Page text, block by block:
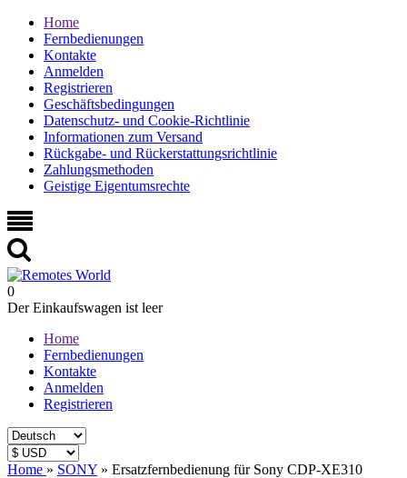
Home
Fernbedienungen
Kontakte
Anmelden
Registrieren
Geschäftsbedingungen
Datenschutz- und Cookie-Richtlinie
Informationen zum Versand
Rückgabe- und Rückerstattungsrichtlinie
Zahlungsmethoden
Geistige Eigentumsrechte
0
Der Einkaufswagen ist leer
Home
Fernbedienungen
Kontakte
Anmelden
Registrieren
Home » SONY » Ersatzfernbedienung für Sony CDP-XE310